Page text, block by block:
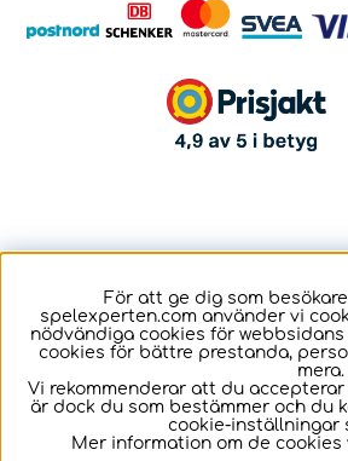
För att ge dig som
spelexperten.com använder vi
nödvändiga cookies för
cookies för bättre prestanda,
mera.
Vi rekommenderar att du
är dock du som bestämmer och du
cookie-inställningar
Mer information om de